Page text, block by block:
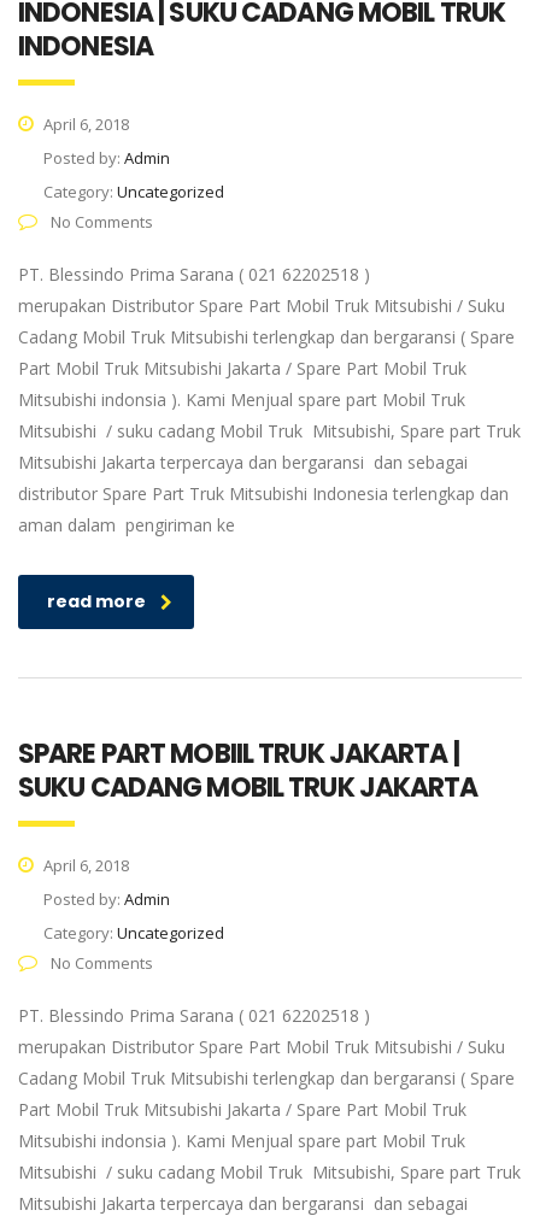
INDONESIA | SUKU CADANG MOBIL TRUK
INDONESIA
April 6, 2018
Posted by: Admin
Category: Uncategorized
No Comments
PT. Blessindo Prima Sarana ( 021 62202518 )
merupakan Distributor Spare Part Mobil Truk Mitsubishi / Suku
Cadang Mobil Truk Mitsubishi terlengkap dan bergaransi ( Spare
Part Mobil Truk Mitsubishi Jakarta / Spare Part Mobil Truk
Mitsubishi indonsia ). Kami Menjual spare part Mobil Truk
Mitsubishi / suku cadang Mobil Truk Mitsubishi, Spare part Truk
Mitsubishi Jakarta terpercaya dan bergaransi dan sebagai
distributor Spare Part Truk Mitsubishi Indonesia terlengkap dan
aman dalam pengiriman ke
read more
SPARE PART MOBIIL TRUK JAKARTA |
SUKU CADANG MOBIL TRUK JAKARTA
April 6, 2018
Posted by: Admin
Category: Uncategorized
No Comments
PT. Blessindo Prima Sarana ( 021 62202518 )
merupakan Distributor Spare Part Mobil Truk Mitsubishi / Suku
Cadang Mobil Truk Mitsubishi terlengkap dan bergaransi ( Spare
Part Mobil Truk Mitsubishi Jakarta / Spare Part Mobil Truk
Mitsubishi indonsia ). Kami Menjual spare part Mobil Truk
Mitsubishi / suku cadang Mobil Truk Mitsubishi, Spare part Truk
Mitsubishi Jakarta terpercaya dan bergaransi dan sebagai